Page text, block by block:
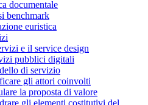
documentale
benchmark
euristica
e il service design
pubblici digitali
di servizio
gli attori coinvolti
la proposta di valore
gli elementi costitutivi del